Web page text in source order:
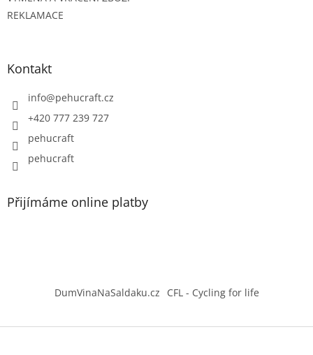
REKLAMACE
Kontakt
info@pehucraft.cz
+420 777 239 727
pehucraft
pehucraft
Přijímáme online platby
DumVinaNaSaldaku.cz CFL - Cycling for life